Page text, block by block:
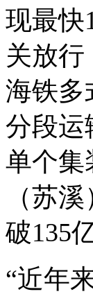
现最快
关放
海铁多
分段运
单个集
（苏
破135
“近年